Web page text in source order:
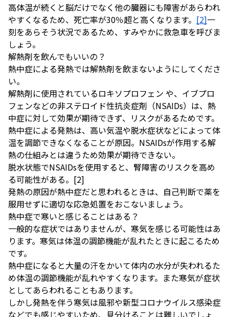
高体温が続くと脳だけでなく他の臓器にも障害があらわれ
やすくなるため、死亡率が30％超と高くなります。 [2]一
刻をあらそう状況であるため、すみやかに救急車を呼びま
しょう。
解熱剤を飲んでもいいの？
熱中症による発熱では解熱剤を飲まないようにしてくださ
い。
解熱剤に使用されているロキソプロフェン や、イブプロ
フェンなどの非ステロイド性抗炎症剤（NSAIDs）は、熱
中症に対して効果が期待できず、リスクがあるためです。
熱中症による発熱は、高い気温や脱水症状などによって体
温を調節できなくなることが原因。NSAIDsが作用する解
熱の仕組みとは違うため効果が期待できない。
脱水状態でNSAIDsを使用すると、腎障害のリスクを高め
る可能性がある。[2]
発熱の原因が熱中症だと思われるときは、自己判断で薬を
服用せずに適切な応急処置をおこないましょう。
熱中症で寒いと感じることはある？
一般的な症状ではありませんが、寒気を感じる可能性はあ
ります。寒気は体温の調節機能が乱れたときに起こるため
です。
熱中症になると大量の汗をかいて体内の水分が失われるた
め体温の調節機能が乱れやすくなります。また寒気が症状
としてあらわれることもあります。
しかし発熱を伴う寒気は風邪や新型コロナウイルス感染症
などでも感じやすいため、見分けることは難しいでしょ